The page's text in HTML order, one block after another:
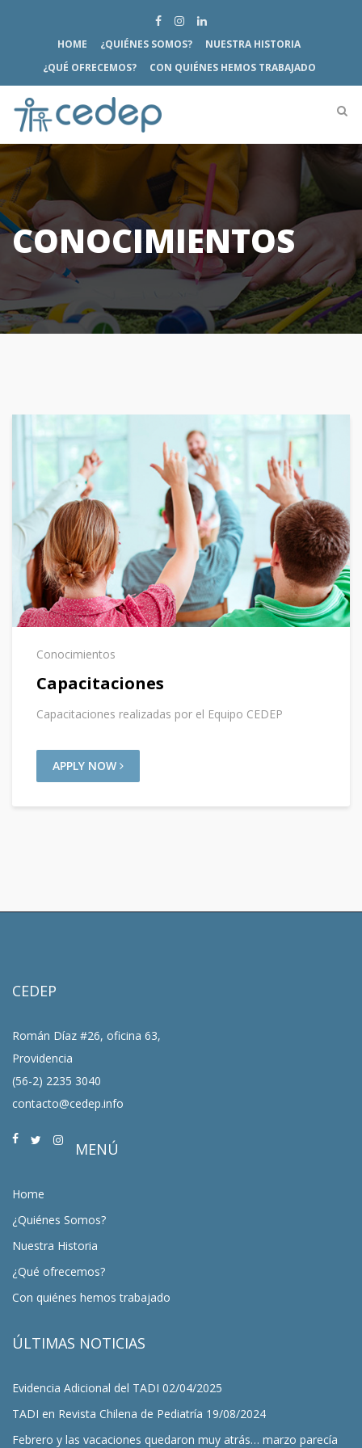
HOME ¿QUIÉNES SOMOS?
NUESTRA HISTORIA
¿QUÉ OFRECEMOS?
CON QUIÉNES HEMOS TRABAJADO
CONOCIMIENTOS
Conocimientos
Capacitaciones
Capacitaciones realizadas por el Equipo CEDEP
APPLY NOW
CEDEP
Román Díaz #26, oficina 63,
Providencia
(56-2) 2235 3040
contacto@cedep.info
MENÚ
Home
¿Quiénes Somos?
Nuestra Historia
¿Qué ofrecemos?
Con quiénes hemos trabajado
ÚLTIMAS NOTICIAS
Evidencia Adicional del TADI 02/04/2025
TADI en Revista Chilena de Pediatría 19/08/2024
Febrero y las vacaciones quedaron muy atrás… marzo parecía